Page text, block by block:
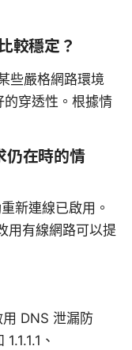
較穩定？
些嚴格網路環境
穿透性。根據情
仍在時的情
新連線已啟用。
用有線網路可以提
DNS 泄漏防
、